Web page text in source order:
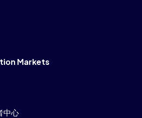
Markets
中心